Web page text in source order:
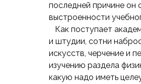
последней причине он
выстроенности
Как поступает
и штудии, сотни
искусств, черчение и
изучению раздела
какую надо иметь